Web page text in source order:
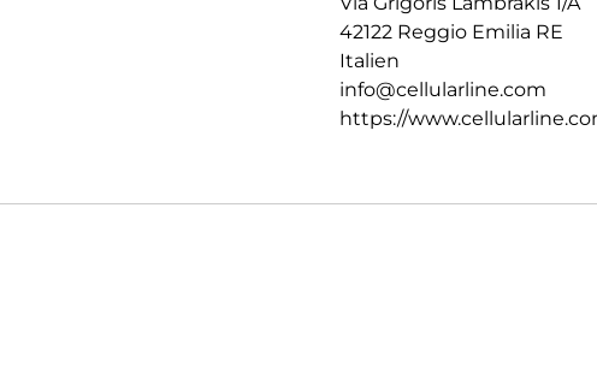
42122 Reggio Emilia RE
Italien
info@cellularline.com
https://